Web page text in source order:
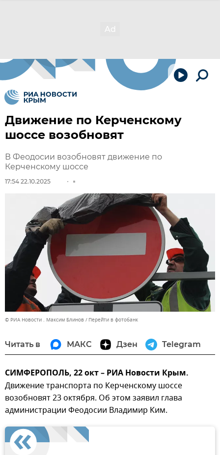
Движение по Керченскому
шоссе возобновят
В Феодосии возобновят движение по
Керченскому шоссе
17:54 22.10.2025
© РИА Новости . Максим Блинов Перейти в фотобанк
Читать в МАКС Дзен Telegram
СИМФЕРОПОЛЬ, 22 окт – РИА Новости Крым.
Движение транспорта по Керченскому шоссе
возобновят 23 октября. Об этом заявил глава
администрации Феодосии Владимир Ким.